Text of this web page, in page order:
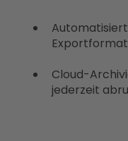
Cloud-
jederzeit